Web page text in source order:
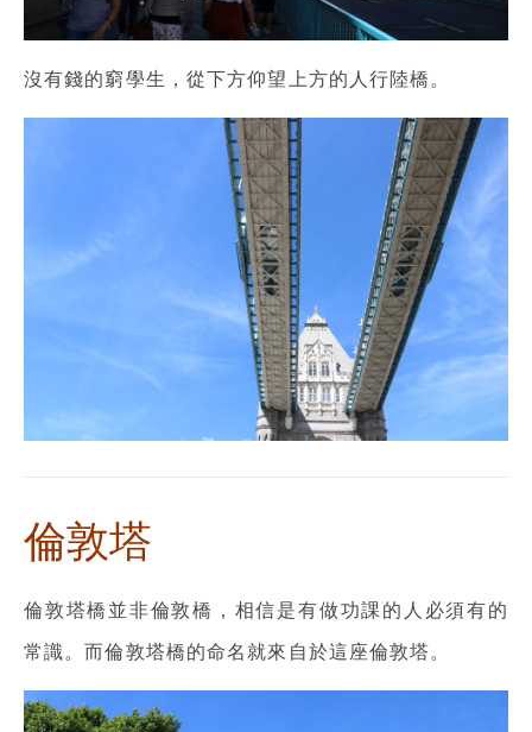
沒有錢的窮學生，從下方仰望上方的人行陸橋。
倫敦塔
倫敦塔橋並非倫敦橋，相信是有做功課的人必須有的
常識。而倫敦塔橋的命名就來自於這座倫敦塔。